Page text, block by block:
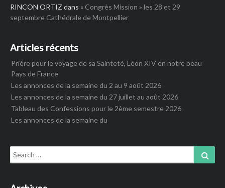
RINCON ORTIZ dans « Congrès Mission » les 28 et 29
septembre Cathédrale de Montpellier
Articles récents
Prière pour le voyage de sa Sainteté, Léon XIV en notre beau
Pays de France
Les annonces de la semaine du 2 au 9 août 2026
Les annonces de la semaine du 27 juillet au août 2026
Tableau des Confessions pour le 2ème semestre 2026
Les annonces de la semaine du
Search
for: